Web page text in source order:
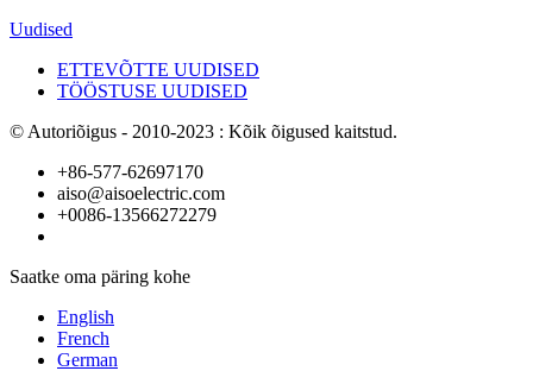
Uudised
ETTEVÕTTE UUDISED
TÖÖSTUSE UUDISED
© Autoriõigus - 2010-2023 : Kõik õigused kaitstud.
+86-577-62697170
aiso@aisoelectric.com
+0086-13566272279
Saatke oma päring kohe
English
French
German